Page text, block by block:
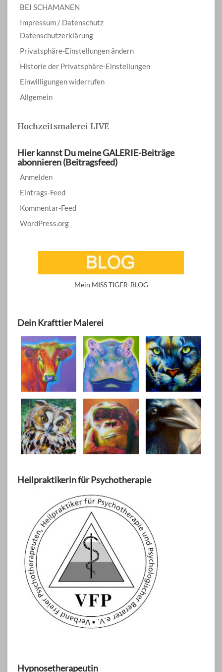
BEI SCHAMANEN
Impressum / Datenschutz
Datenschutzerklärung
Privatsphäre-Einstellungen ändern
Historie der Privatsphäre-Einstellungen
Einwilligungen widerrufen
Allgemein
Hochzeitsmalerei LIVE
Hier kannst Du meine GALERIE-Beiträge
abonnieren (Beitragsfeed)
Anmelden
Eintrags-Feed
Kommentar-Feed
WordPress.org
Mein MISS TIGER-BLOG
Dein Krafttier Malerei
Heilpraktikerin für Psychotherapie
Hypnosetherapeutin